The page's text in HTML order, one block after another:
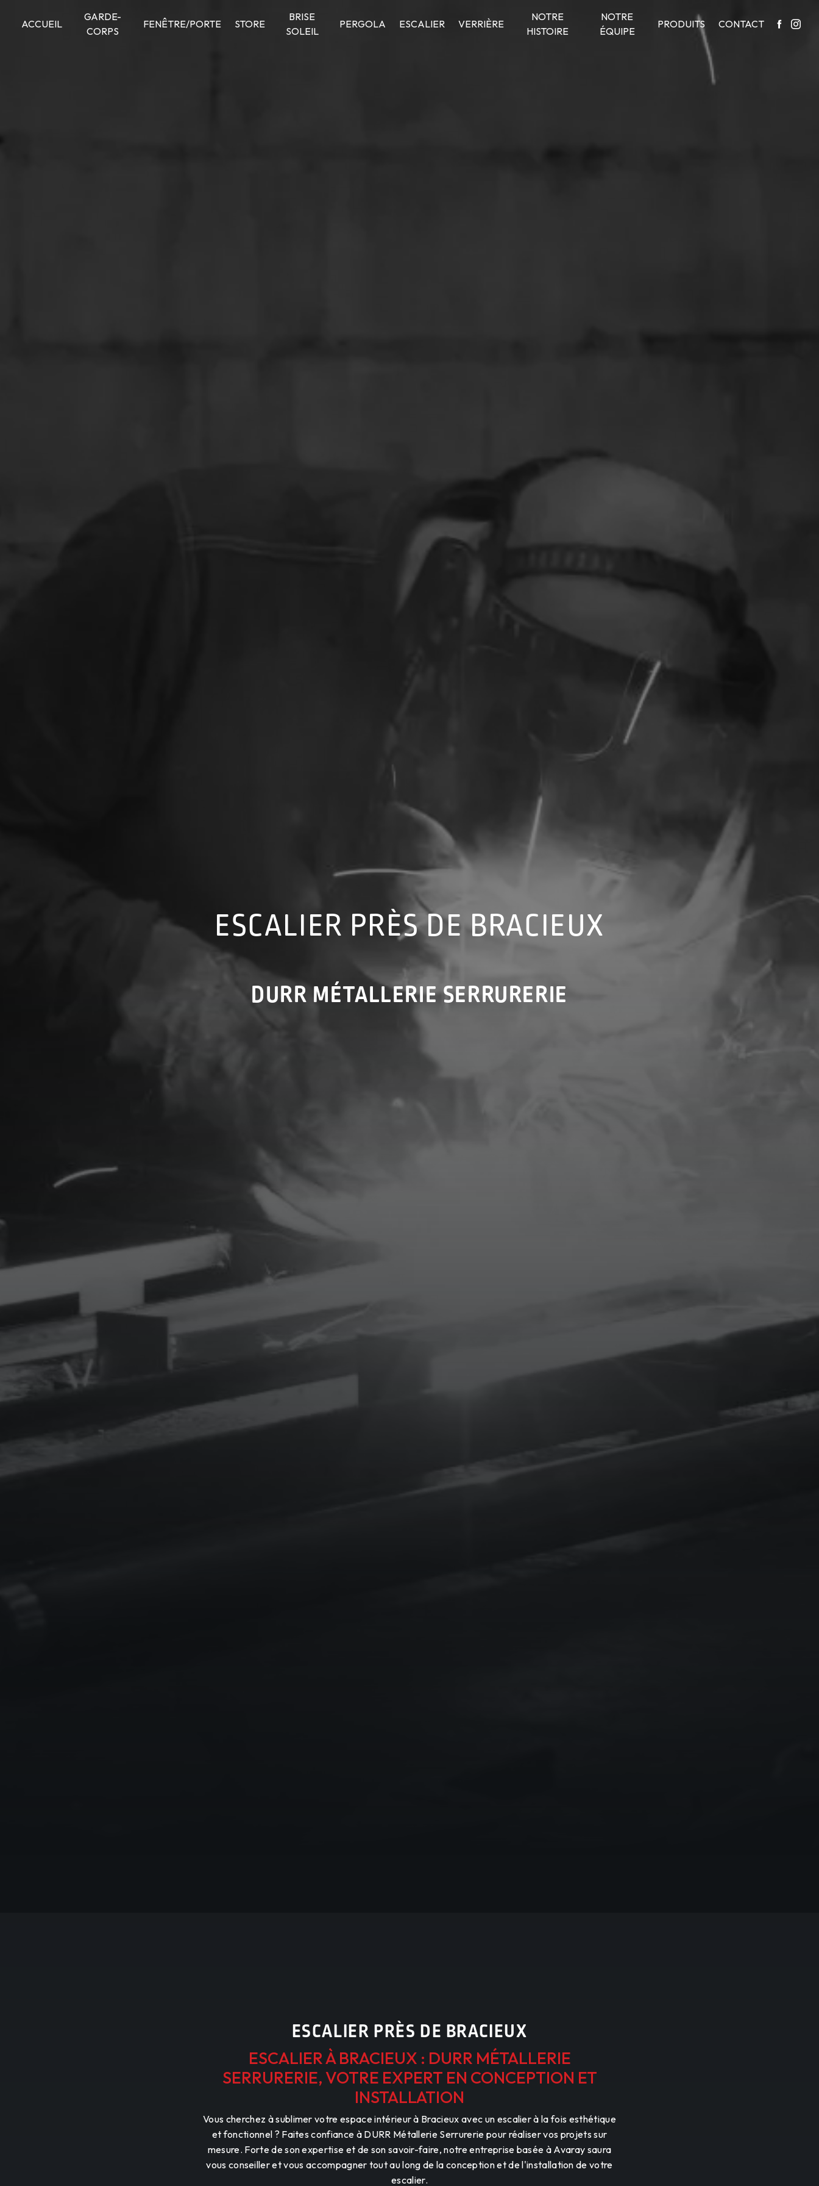
ACCUEIL
GARDE-
CORPS
FENÊTRE/PORTE STORE
BRISE
SOLEIL
PERGOLA ESCALIER VERRIÈRE
NOTRE
HISTOIRE
NOTRE
ÉQUIPE
PRODUITS CONTACT
ESCALIER PRÈS DE BRACIEUX
DURR MÉTALLERIE SERRURERIE
ESCALIER PRÈS DE BRACIEUX
ESCALIER À BRACIEUX : DURR MÉTALLERIE
SERRURERIE, VOTRE EXPERT EN CONCEPTION ET
INSTALLATION
Vous cherchez à sublimer votre espace intérieur à Bracieux avec un escalier à la fois esthétique
et fonctionnel ? Faites confiance à DURR Métallerie Serrurerie pour réaliser vos projets sur
mesure. Forte de son expertise et de son savoir-faire, notre entreprise basée à Avaray saura
vous conseiller et vous accompagner tout au long de la conception et de l'installation de votre
escalier.